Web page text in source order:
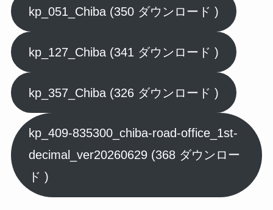
kp_051_Chiba (350 ダウンロード )
kp_127_Chiba (341 ダウンロード )
kp_357_Chiba (326 ダウンロード )
kp_409-835300_chiba-road-office_1st-
decimal_ver20260629 (368 ダウンロー
ド )